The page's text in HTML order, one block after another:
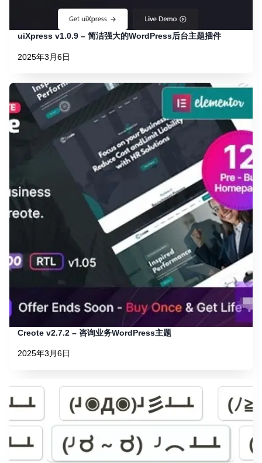
uiXpress v1.0.9 – 简洁强大的WordPress后台主题插件
2025年3月6日
Creote v2.7.2 – 咨询业务WordPress主题
2025年3月6日